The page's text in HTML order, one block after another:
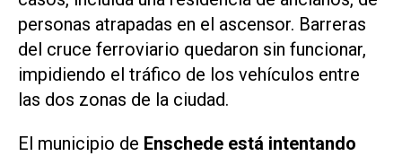
personas atrapadas en el ascensor. Barreras
del cruce ferroviario quedaron sin funcionar,
impidiendo el tráfico de los vehículos entre
las dos zonas de la ciudad.
El municipio de Enschede está intentando